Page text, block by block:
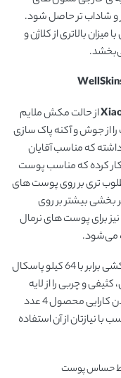
و شاداب تر حاصل شود.
بالاتری از کلاژن و
از حالت مکش ملایم
از جوش و آکنه پاک سازی
که مناسب آقایان
کرده که مناسب پوست
تری بر روی پوست های
بخشی بیشتر بر روی
برای پوست های نرمال
می‌شود.
قدرت مکشی برابر با 64 کیلو پاسکال
و چربی را از لایه
رویی پوست جدا ‌کند. البته برای هر چه بیشتر کردن کارایی محصول 4 عدد
نیازتان از آن استفاده
حساس پوست